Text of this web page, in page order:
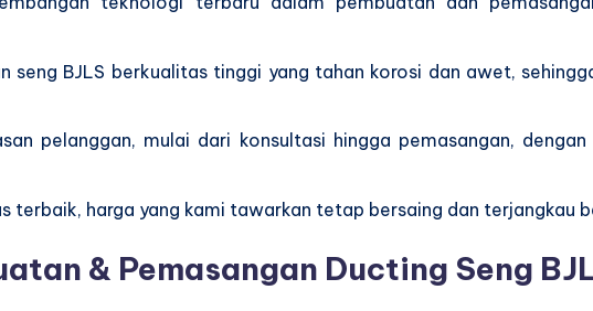
seng BJLS berkualitas tinggi yang tahan korosi dan awet,
pelanggan, mulai dari konsultasi hingga pemasangan,
terbaik, harga yang kami tawarkan tetap bersaing dan terjangkau
& Pemasangan Ducting Seng